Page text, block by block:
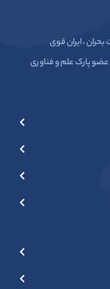
بحران ، ایران قوی
عضو پارک علم و فناوری